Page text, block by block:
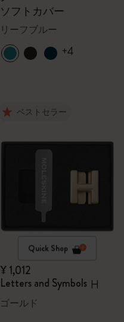
ソフトカバー
リーフブルー
+4
ベストセラー
Quick Shop
¥ 1,012
Letters and Symbols H
ゴールド